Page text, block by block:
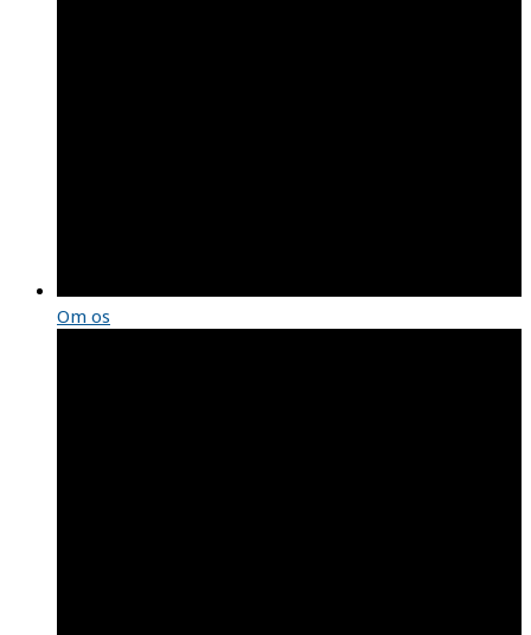
Om os